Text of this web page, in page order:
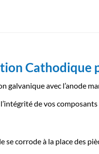
Cathodique
galvanique avec l’anode
de vos
corrode à la place des